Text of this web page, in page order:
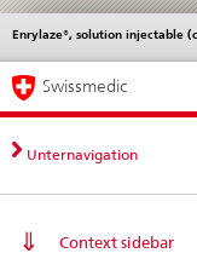
Navigation
directe:
actualités,
bases
contact
Actualités & Mises à
Enrylaze®, solution injectable
Service
Navigation
Swissmedic
Unternavigation
Context sidebar